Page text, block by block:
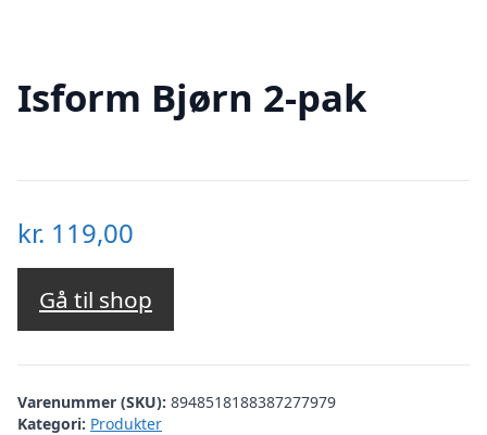
Isform Bjørn 2-pak
kr. 119,00
Gå til shop
Varenummer (SKU): 8948518188387277979
Kategori: Produkter